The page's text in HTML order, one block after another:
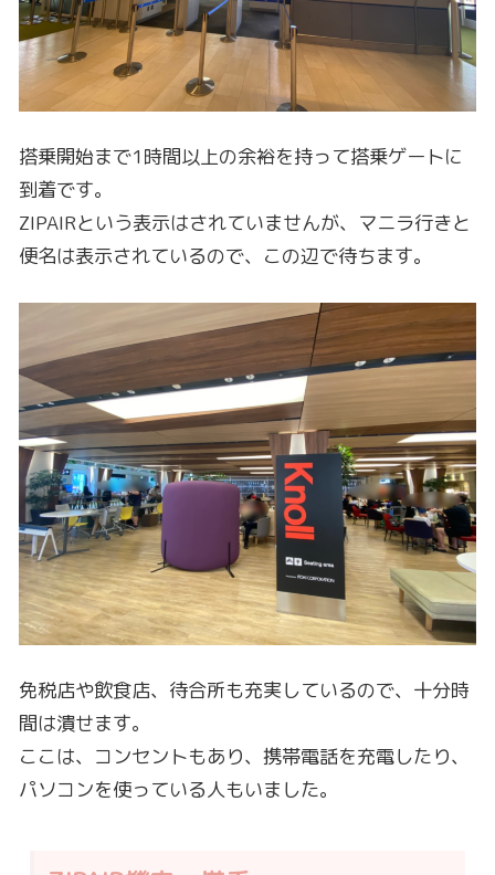
搭乗開始まで1時間以上の余裕を持って搭乗ゲートに
到着です。
ZIPAIRという表示はされていませんが、マニラ行きと
便名は表示されているので、この辺で待ちます。
免税店や飲食店、待合所も充実しているので、十分時
間は潰せます。
ここは、コンセントもあり、携帯電話を充電したり、
パソコンを使っている人もいました。
ZIPAIR機内へ搭乗